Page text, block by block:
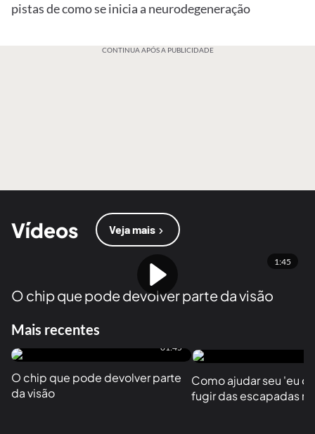
pistas de como se inicia a neurodegeneração
CONTINUA APÓS A PUBLICIDADE
Vídeos Veja mais
1:45
O chip que pode devolver parte da visão
Mais recentes
01:45
O chip que pode devolver parte
da visão
Como ajudar seu 'eu
fugir das escapadas